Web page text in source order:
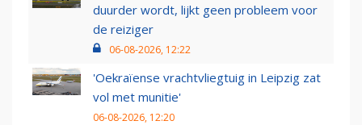
duurder wordt, lijkt geen probleem voor
de reiziger
06-08-2026, 12:22
'Oekraïense vrachtvliegtuig in Leipzig zat
vol met munitie'
06-08-2026, 12:20